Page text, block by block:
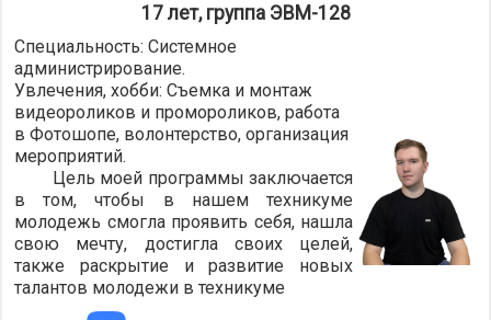
17 лет, группа ЭВМ-128
Специальность: Системное
администрирование.
Увлечения, хобби: Съемка и монтаж
видеороликов и промороликов, работа
в Фотошопе, волонтерство, организация
мероприятий.
Цель моей программы заключается
в том, чтобы в нашем техникуме
молодежь смогла проявить себя, нашла
свою мечту, достигла своих целей,
также раскрытие и развитие новых
талантов молодежи в техникуме